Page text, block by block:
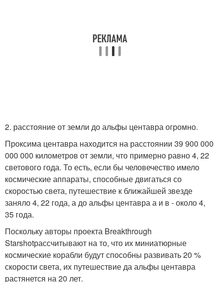
2. расстояние от земли до альфы центавра огромно.
Проксима центавра находится на расстоянии 39 900 000
000 000 километров от земли, что примерно равно 4, 22
светового года. То есть, если бы человечество имело
космические аппараты, способные двигаться со
скоростью света, путешествие к ближайшей звезде
заняло 4, 22 года, а до альфы центавра а и в - около 4,
35 года.
Поскольку авторы проекта Breakthrough
Starshotрассчитывают на то, что их миниатюрные
космические корабли будут способны развивать 20 %
скорости света, их путешествие да альфы центавра
растянется на 20 лет.